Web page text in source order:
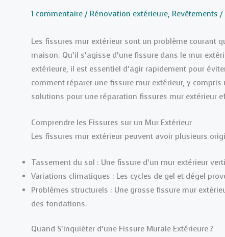
1 commentaire / Rénovation extérieure, Revêtements /
Les fissures mur extérieur sont un problème courant
maison. Qu’il s’agisse d’une fissure dans le mur
extérieure, il est essentiel d’agir rapidement pour
comment réparer une fissure mur extérieur, y
solutions pour une réparation fissures mur extérieur
Comprendre les Fissures sur un Mur Extérieur
Les fissures mur extérieur peuvent avoir plusieurs
Tassement du sol : Une fissure d’un mur extérieur
Variations climatiques : Les cycles de gel et dégel
Problèmes structurels : Une grosse fissure mur
des fondations.
Quand S’inquiéter d’une Fissure Murale Extérieure ?